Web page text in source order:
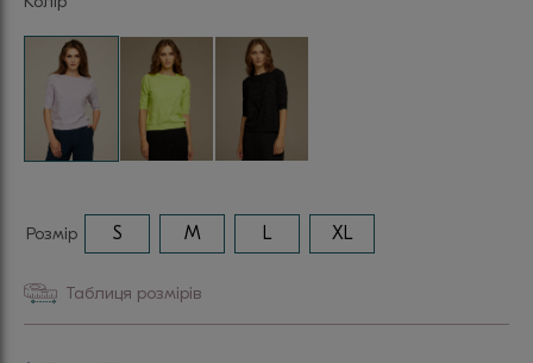
Розмір S M L XL
Таблиця розмірів